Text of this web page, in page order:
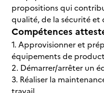
propositions qui
qualité, de la sécurité
Compétences
1. Approvisionner et
équipements de
2. Démarrer/arrêter un
3. Réaliser la